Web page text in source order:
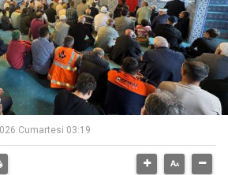
Cumartesi 03:19